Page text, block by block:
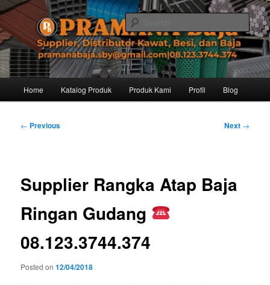
Skip
to
primary
contentPramana Baja Distributor Baja Besi
Kawat – 08.123.3744.374
Distributor dari Pabrik Besi Baja, Supplier Besi Baja, Jual besi beton. Info
dan Pemesanan hub. Ibu Rinanti 08.123.3744.374. Dgn harga yg kompetitif,
Amanah, dan pelayanan yg ramah, kami siap melayani segala kebutuhan
besi anda.
Home Katalog Produk Produk Kami Profil Blog
Post
← Previous Next →
Supplier Rangka Atap Baja
Ringan Gudang
08.123.3744.374
Posted on12/04/2018